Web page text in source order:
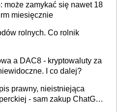
może zamykać się nawet 18
miesięcznie
rolnych. Co rolnik
a DAC8 - kryptowaluty za
I co dalej?
prawny, nieistniejąca
- sam zakup ChatGPT